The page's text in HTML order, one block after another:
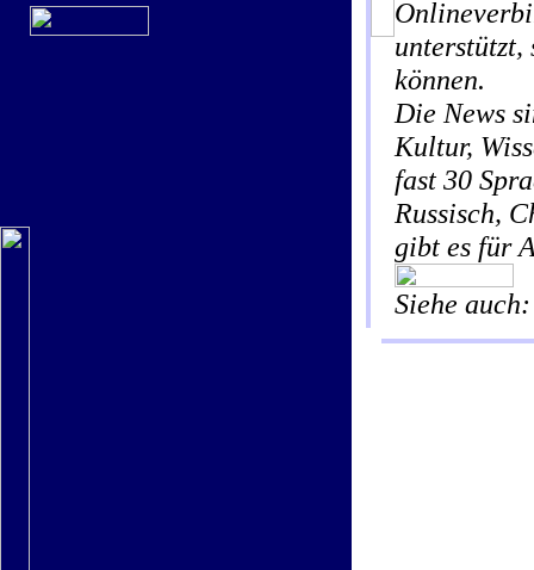
unterstützt,
können.
Die News
Kultur,
fast 30
Russisch,
gibt es für
Siehe